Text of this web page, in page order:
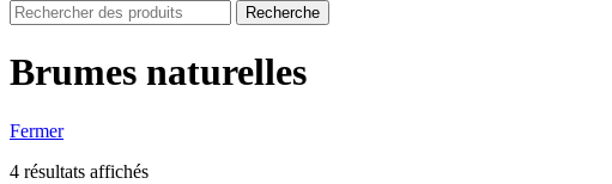
Recherche
Brumes naturelles
Fermer
4 résultats affichés